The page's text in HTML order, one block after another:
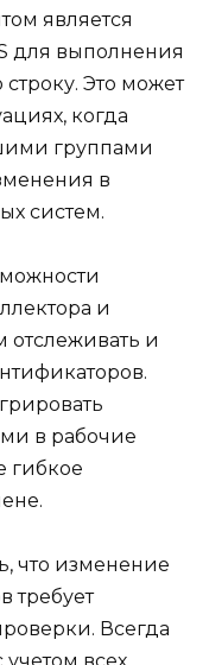
является
для выполнения
Это может
когда
группами
в
систем.
и
отслеживать и
в рабочие
гибкое
что изменение
требует
Всегда